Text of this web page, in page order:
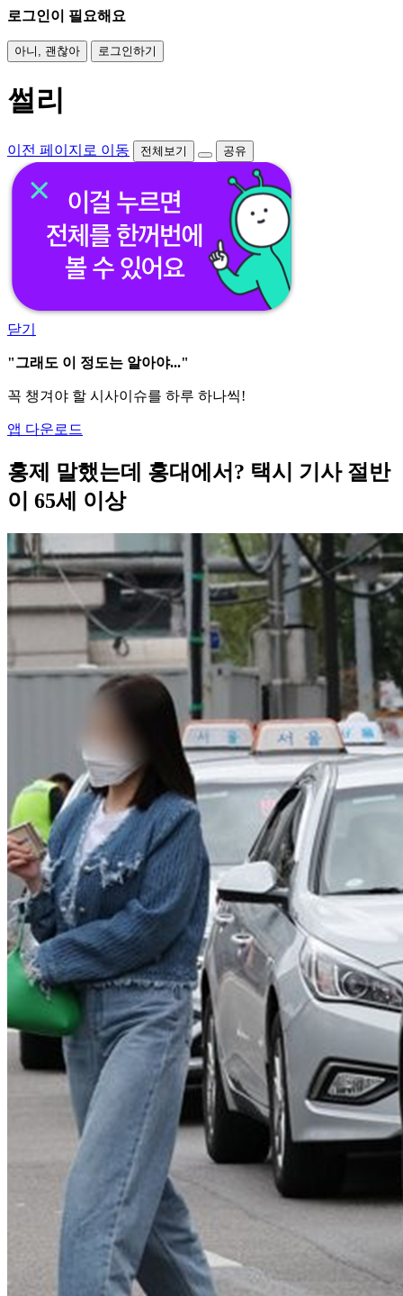
로그인이 필요해요
아니, 괜찮아 로그인하기
썰리
이전 페이지로 이동 전체보기 공유
닫기
"그래도 이 정도는 알아야..."
꼭 챙겨야 할 시사이슈를 하루 하나씩!
앱 다운로드
홍제 말했는데 홍대에서? 택시 기사 절반
이 65세 이상